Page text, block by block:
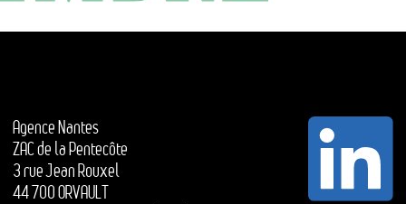
Agence Nantes
ZAC de la Pentecôte
3 rue Jean Rouxel
44 700 ORVAULT